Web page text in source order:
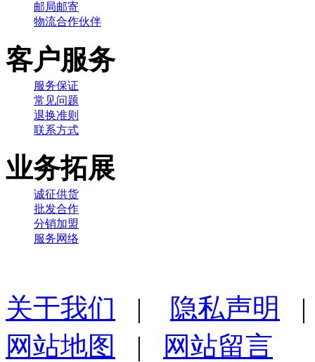
邮局邮寄
物流合作伙伴
客户服务
服务保证
常见问题
退换准则
联系方式
业务拓展
诚征供货
批发合作
分销加盟
服务网络
关于我们 | 隐私声明
网站地图
|
网站留言